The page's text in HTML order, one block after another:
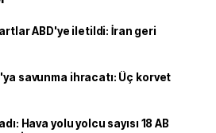
ABD'ye iletildi: İran geri
savunma ihracatı: Üç korvet
Hava yolu yolcu sayısı 18 AB